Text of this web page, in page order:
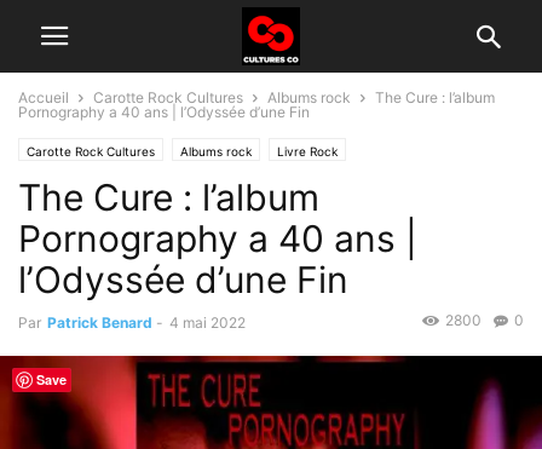
Accueil Carotte Rock Cultures Albums rock
The Cure : l’album
Pornography a 40 ans | l’Odyssée d’une Fin
Carotte Rock Cultures Albums rock Livre Rock
The Cure : l’album
Pornography a 40 ans |
l’Odyssée d’une Fin
Par Patrick Benard - 4 mai 2022 0
2800
Save